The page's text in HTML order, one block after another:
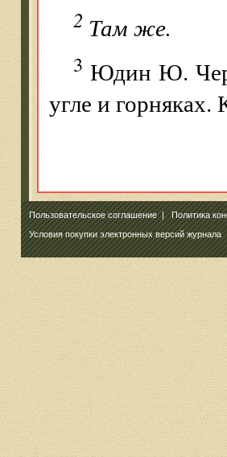
2 Там же.
3 Юдин Ю.
угле и
Пользовательское соглашение|Политика
Условия покупки электронных версий журнала